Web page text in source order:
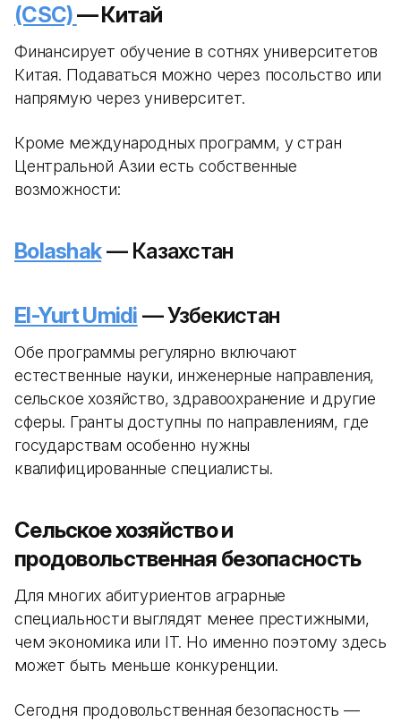
(CSC)— Китай
Финансирует обучение в сотнях университетов
Китая. Подаваться можно через посольство или
напрямую через университет.
Кроме международных программ, у стран
Центральной Азии есть собственные
возможности:
Bolashak— Казахстан
El-Yurt Umidi — Узбекистан
Обе программы регулярно включают
естественные науки, инженерные направления,
сельское хозяйство, здравоохранение и другие
сферы. Гранты доступны по направлениям, где
государствам особенно нужны
квалифицированные специалисты.
Сельское хозяйство и
продовольственная безопасность
Для многих абитуриентов аграрные
специальности выглядят менее престижными,
чем экономика или IT. Но именно поэтому здесь
может быть меньше конкуренции.
Сегодня продовольственная безопасность —